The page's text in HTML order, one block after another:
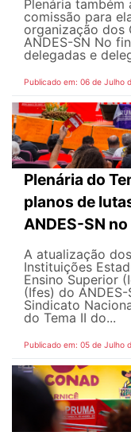
Plenária
comissão para
organização dos
ANDES-SN No
delegadas e
Publicado em: 06 de Julho
Plenária do
planos de
ANDES-SN no
A atualização
Instituições
Ensino Superior
(Ifes) do
Sindicato
do Tema II do...
Publicado em: 05 de Julho